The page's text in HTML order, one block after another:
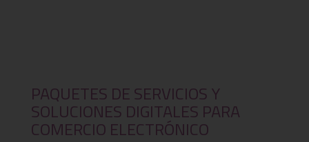
PAQUETES DE SERVICIOS Y
SOLUCIONES DIGITALES PARA
COMERCIO ELECTRÓNICO